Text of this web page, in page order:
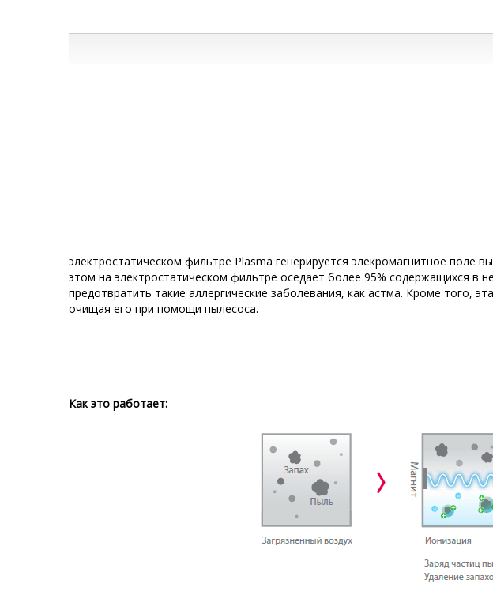
электростатическом фильтре Plasma генерируется элекромагнитное поле
этом на электростатическом фильтре оседает более 95% содержащихся в
предотвратить такие аллергические заболевания, как астма. Кроме того,
очищая его при помощи пылесоса.
Как это работает: